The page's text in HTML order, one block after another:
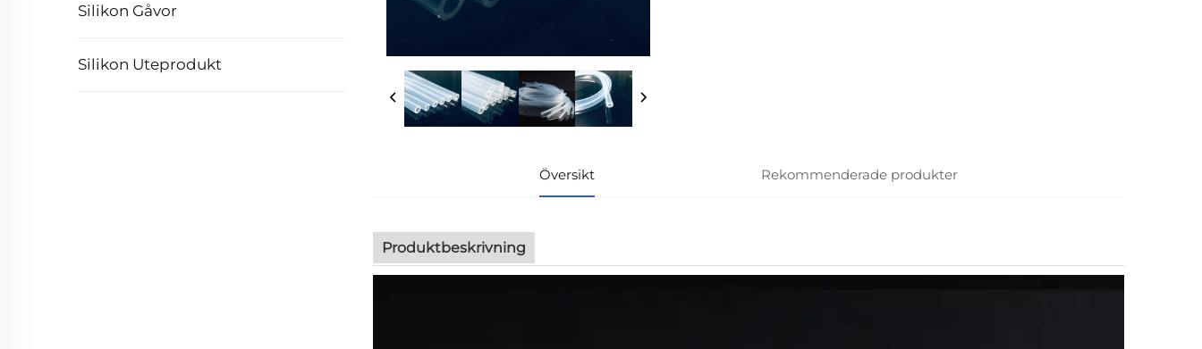
Silikon Gåvor
Silikon Uteprodukt
Översikt Rekommenderade produkter
Produktbeskrivning